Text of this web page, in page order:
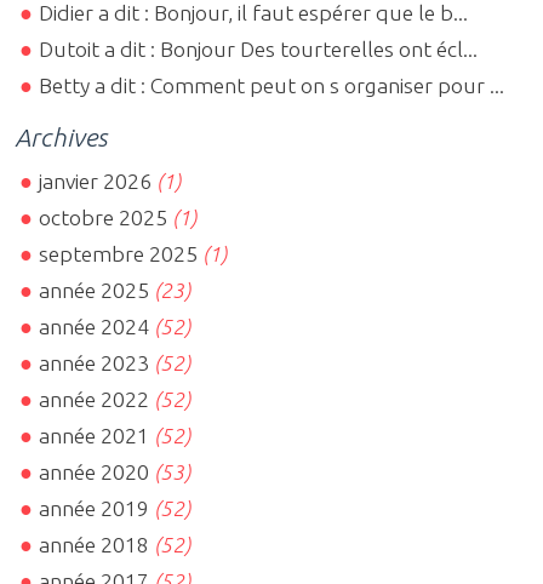
Didier a dit : Bonjour, il faut espérer que le b...
Dutoit a dit : Bonjour Des tourterelles ont écl...
Betty a dit : Comment peut on s organiser pour ...
Archives
janvier 2026 (1)
octobre 2025 (1)
septembre 2025 (1)
année 2025 (23)
année 2024 (52)
année 2023 (52)
année 2022 (52)
année 2021 (52)
année 2020 (53)
année 2019 (52)
année 2018 (52)